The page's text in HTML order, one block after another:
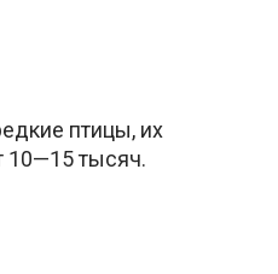
птицы, их
10—15 тысяч.